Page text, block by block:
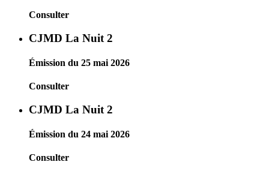
Consulter
CJMD La Nuit 2
Émission du 25 mai 2026
Consulter
CJMD La Nuit 2
Émission du 24 mai 2026
Consulter